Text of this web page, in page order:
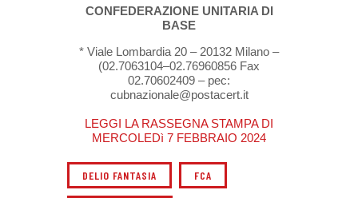
CONFEDERAZIONE UNITARIA DI
BASE
* Viale Lombardia 20 – 20132 Milano –
(02.7063104–02.76960856 Fax
02.70602409 – pec:
cubnazionale@postacert.it
LEGGI LA RASSEGNA STAMPA DI
MERCOLEDì 7 FEBBRAIO 2024
DELIO FANTASIA FCA